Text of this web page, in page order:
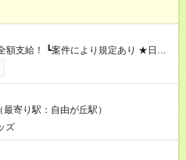
いたその日に現金GET♪ お仕事後はコ
とせます！ 【試用期間】試
寄り駅：自由が丘駅）
ズ